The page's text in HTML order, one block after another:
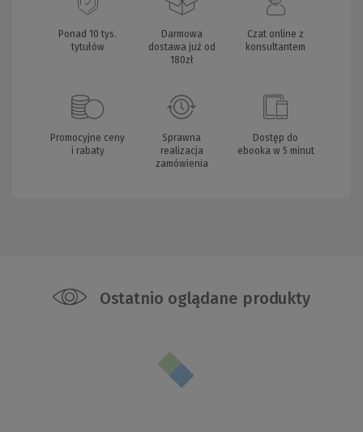
Ponad 10 tys.
tytułów
Darmowa
dostawa już od
180zł
Czat online z
konsultantem
Promocyjne ceny
i rabaty
Sprawna
realizacja
zamówienia
Dostęp do
ebooka w 5 minut
Ostatnio oglądane produkty